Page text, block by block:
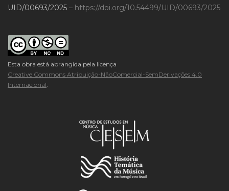
UID/00693/2025 – https://doi.org/10.54499/UID/00693/2025
Esta obra está abrangida pela licença
Creative Commons Atribuição-NãoComercial-SemDerivações 4.0
Internacional.